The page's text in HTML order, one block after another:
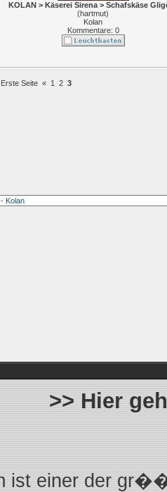
KOLAN > Käserei Sirena > Schafskäse
(hartmut)
Kolan
Kommentare: 0
Seite « 1 2 3
>> Hier
ist einer der